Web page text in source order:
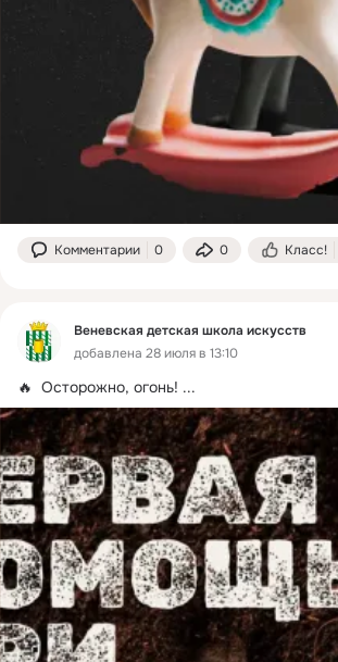
Комментарии 0 0 Класс!
Веневская детская школа искусств
добавлена 28 июля в 13:10
🔥  Осторожно, огонь! ...